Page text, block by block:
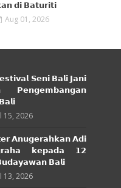
𝗱𝗶 𝗕𝗮𝘁𝘂𝗿𝗶𝘁𝗶
Aug 01, 2026
𝗦𝗲𝗻𝗶 𝗕𝗮𝗹𝗶 𝗝𝗮𝗻𝗶
𝗣𝗲𝗻𝗴𝗲𝗺𝗯𝗮𝗻𝗴𝗮𝗻
15, 2026
𝗔𝗻𝘂𝗴𝗲𝗿𝗮𝗵𝗸𝗮𝗻 𝗔𝗱𝗶
𝗸𝗲𝗽𝗮𝗱𝗮 𝟭𝟮
𝗕𝗮𝗹𝗶
13, 2026